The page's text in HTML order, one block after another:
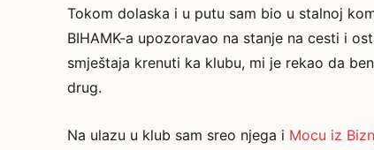
Tokom dolaska i u putu sam bio u stalnoj
BIHAMK-a upozoravao na stanje na cesti i
smještaja krenuti ka klubu, mi je rekao da
drug.
Na ulazu u klub sam sreo njega i Mocu iz